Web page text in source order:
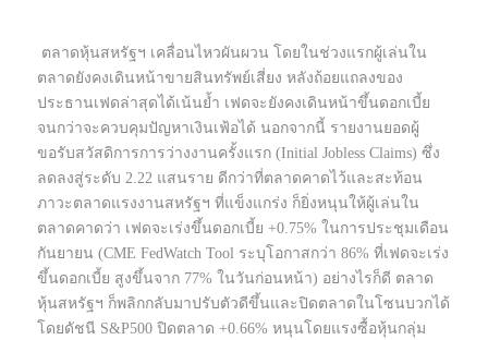
ตลาดหุ้นสหรัฐฯ เคลื่อนไหวผันผวน โดยในช่วงแรกผู้เล่นใน
ตลาดยังคงเดินหน้าขายสินทรัพย์เสี่ยง หลังถ้อยแถลงของ
ประธานเฟดล่าสุดได้เน้นย้ำ เฟดจะยังคงเดินหน้าขึ้นดอกเบี้ย
จนกว่าจะควบคุมปัญหาเงินเฟ้อได้ นอกจากนี้ รายงานยอดผู้
ขอรับสวัสดิการการว่างงานครั้งแรก (Initial Jobless Claims) ซึ่ง
ลดลงสู่ระดับ 2.22 แสนราย ดีกว่าที่ตลาดคาดไว้และสะท้อน
ภาวะตลาดแรงงานสหรัฐฯ ที่แข็งแกร่ง ก็ยิ่งหนุนให้ผู้เล่นใน
ตลาดคาดว่า เฟดจะเร่งขึ้นดอกเบี้ย +0.75% ในการประชุมเดือน
กันยายน (CME FedWatch Tool ระบุโอกาสกว่า 86% ที่เฟดจะเร่ง
ขึ้นดอกเบี้ย สูงขึ้นจาก 77% ในวันก่อนหน้า) อย่างไรก็ดี ตลาด
หุ้นสหรัฐฯ ก็พลิกกลับมาปรับตัวดีขึ้นและปิดตลาดในโซนบวกได้
โดยดัชนี S&P500 ปิดตลาด +0.66% หนุนโดยแรงซื้อหุ้นกลุ่ม